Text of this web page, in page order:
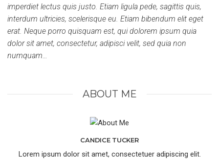
imperdiet lectus quis justo. Etiam ligula pede, sagittis quis,
interdum ultricies, scelerisque eu. Etiam bibendum elit eget
erat. Neque porro quisquam est, qui dolorem ipsum quia
dolor sit amet, consectetur, adipisci velit, sed quia non
numquam…
ABOUT ME
CANDICE TUCKER
Lorem ipsum dolor sit amet, consectetuer adipiscing elit.